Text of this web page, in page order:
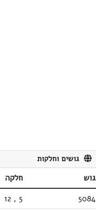
גושים וחלקות
גוש
חלקה
5084
5
,
12